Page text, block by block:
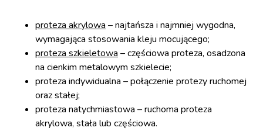
proteza akrylowa– najtańsza i najmniej wygodna,
wymagająca stosowania kleju mocującego;
proteza szkieletowa– częściowa proteza, osadzona
na cienkim metalowym szkielecie;
proteza indywidualna – połączenie protezy ruchomej
oraz stałej;
proteza natychmiastowa – ruchoma proteza
akrylowa, stała lub częściowa.